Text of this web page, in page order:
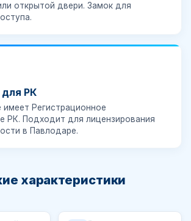
открытой двери. Замок для
РК
имеет Регистрационное
РК. Подходит для лицензирования
в Павлодаре.
характеристики